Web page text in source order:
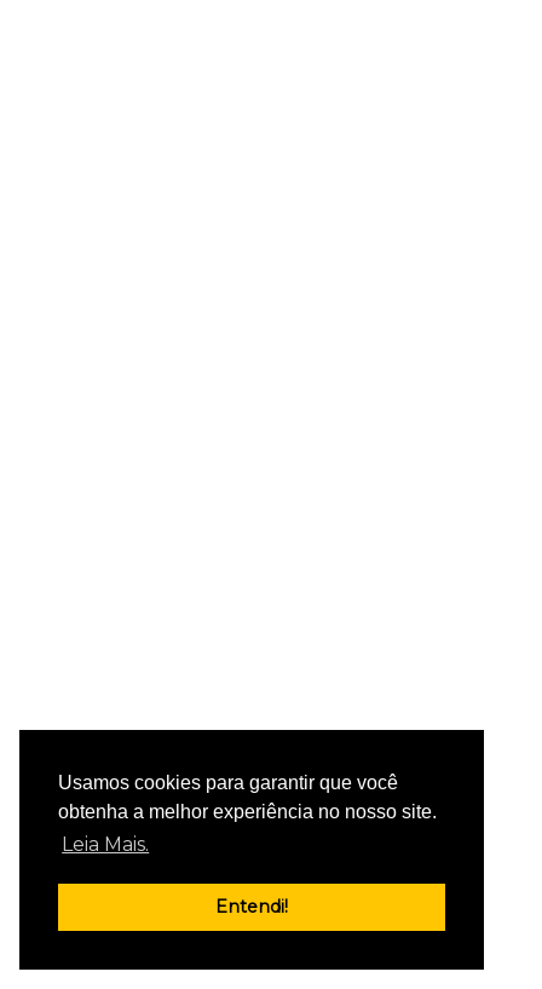
Usamos cookies para garantir que você
obtenha a melhor experiência no nosso site.
Leia Mais.
Entendi!